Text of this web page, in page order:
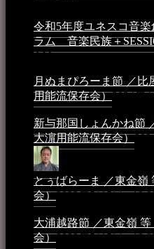
令和5年度ユネスコ音
ラム 音楽民族＋
AM
月ぬまぴろーま節 ／
用能流保存会）2024年
新与那国しょんかね節
大濵用能流保存会）
とぅばらーま ／東金嶺
会）2023年5月5日 -
大浦越路節 ／東金嶺
会）2023年5月5日 -